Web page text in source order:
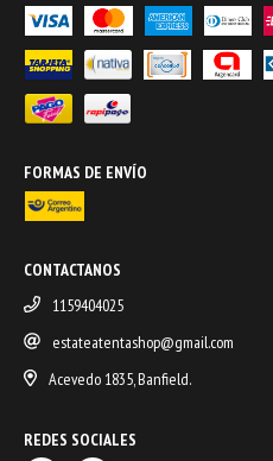
FORMAS DE ENVÍO
CONTACTANOS
1159404025
estateatentashop@gmail.com
Acevedo 1835, Banfield.
REDES SOCIALES